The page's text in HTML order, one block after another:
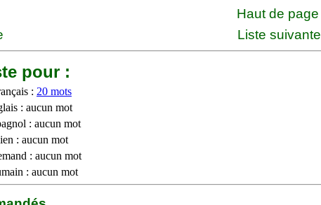
Haut de page
Liste suivante
pour :
: 20 mots
: aucun mot
: aucun mot
: aucun mot
: aucun mot
: aucun mot